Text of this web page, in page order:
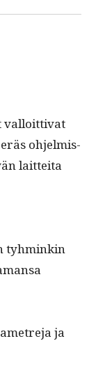
val­loit­ti­vat
eräs ohjelmis­
lait­tei­ta
tyh­minkin
ja